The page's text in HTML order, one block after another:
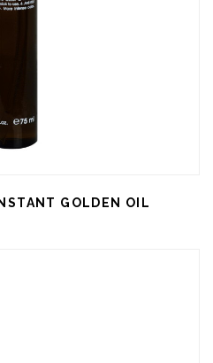
GOLDEN OIL